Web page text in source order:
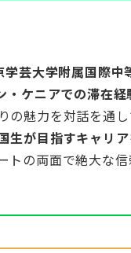
学芸大学附属国際中
・ケニアでの滞在経
魅力を対話を通し
生が目指すキャリ
の両面で絶大な信